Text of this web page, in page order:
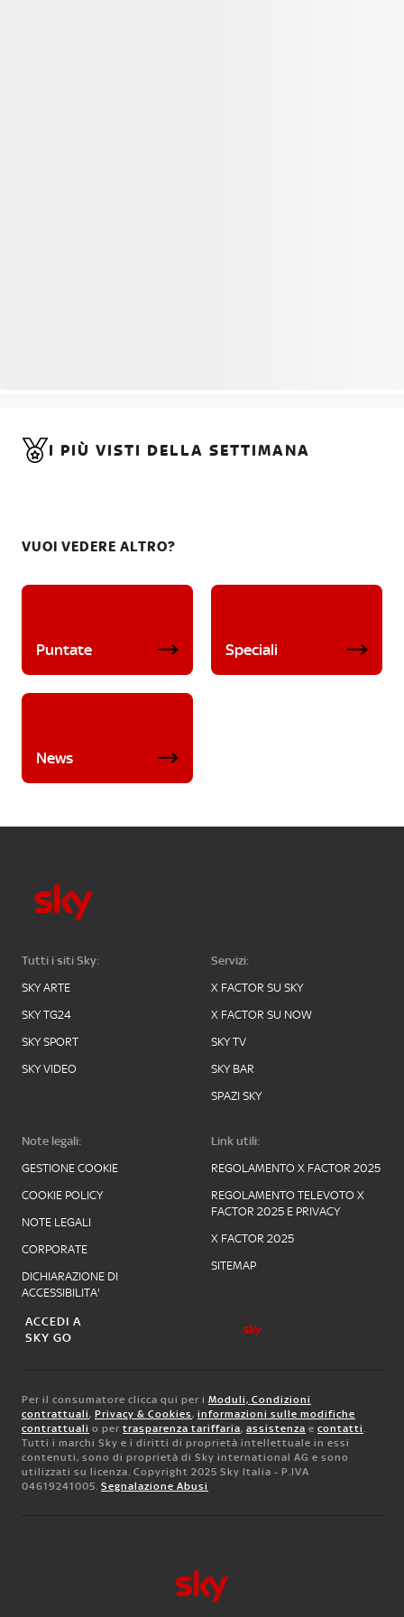
I PIÙ VISTI DELLA SETTIMANA
VUOI VEDERE ALTRO?
Puntate Speciali
News
Tutti i siti Sky:
SKY ARTE
SKY TG24
SKY SPORT
SKY VIDEO
Servizi:
X FACTOR SU SKY
X FACTOR SU NOW
SKY TV
SKY BAR
SPAZI SKY
Note legali:
GESTIONE COOKIE
COOKIE POLICY
NOTE LEGALI
CORPORATE
DICHIARAZIONE DI
ACCESSIBILITA'
Link utili:
REGOLAMENTO X FACTOR 2025
REGOLAMENTO TELEVOTO X
FACTOR 2025 E PRIVACY
X FACTOR 2025
SITEMAP
ACCEDI A
SKY GO
Per il consumatore clicca qui per i Moduli, Condizioni
contrattuali, Privacy & Cookies, informazioni sulle modifiche
contrattuali o per trasparenza tariffaria, assistenza e contatti.
Tutti i marchi Sky e i diritti di proprietà intellettuale in essi
contenuti, sono di proprietà di Sky international AG e sono
utilizzati su licenza. Copyright 2025 Sky Italia - P.IVA
04619241005. Segnalazione Abusi